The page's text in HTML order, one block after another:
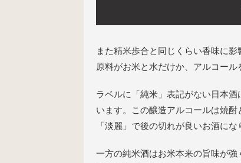
また精米歩合と同じくらい香味に
原料がお米と水だけか、アルコール
ラベルに「純米」表記がない日本
います。この醸造アルコールは焼
「淡麗」で後の切れが良いお酒にな
一方の純米酒はお米本来の旨味が